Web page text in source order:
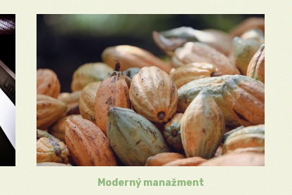
Moderný manažment